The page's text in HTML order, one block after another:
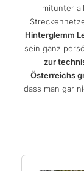
mitunter
Hinterglemm
sein ganz
zur
Österreichs
dass man gar